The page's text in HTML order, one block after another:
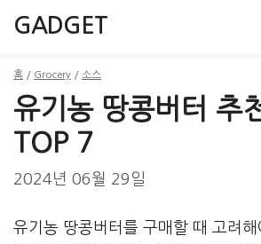
GADGET
홈 / Grocery / 소스
유기농 땅콩버터 추
TOP 7
2024년 06월 29일
유기농 땅콩버터를 구매할 때 고려